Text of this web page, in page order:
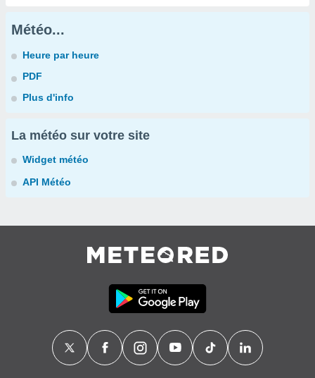
Météo...
Heure par heure
PDF
Plus d'info
La météo sur votre site
Widget météo
API Météo